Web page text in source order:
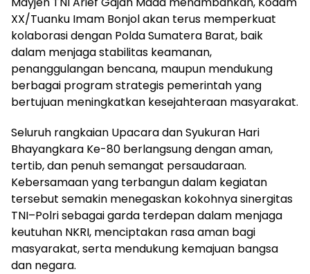
XX/Tuanku Imam Bonjol akan terus memperkuat
kolaborasi dengan Polda Sumatera Barat, baik
dalam menjaga stabilitas keamanan,
penanggulangan bencana, maupun mendukung
berbagai program strategis pemerintah yang
bertujuan meningkatkan kesejahteraan masyarakat.
Seluruh rangkaian Upacara dan Syukuran Hari
Bhayangkara Ke-80 berlangsung dengan aman,
tertib, dan penuh semangat persaudaraan.
Kebersamaan yang terbangun dalam kegiatan
tersebut semakin menegaskan kokohnya sinergitas
TNI–Polri sebagai garda terdepan dalam menjaga
keutuhan NKRI, menciptakan rasa aman bagi
masyarakat, serta mendukung kemajuan bangsa
dan negara.